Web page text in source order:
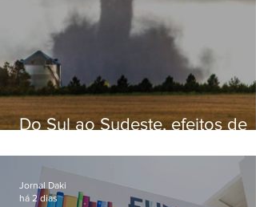
Do Sul ao Sudeste, efeitos de
apreensão na população
Jornal Daki
há 2 dias